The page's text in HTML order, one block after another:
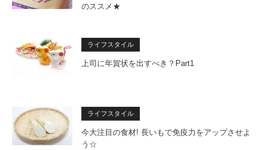
のススメ★
ライフスタイル
上司に年賀状を出すべき？Part1
ライフスタイル
今大注目の食材! 長いもで免疫力をアップさせよ
う☆